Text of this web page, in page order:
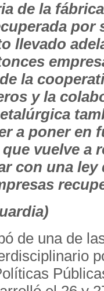
de la
por
llevado
la
y la
a poner en
vuelve a
con una ley
de una de